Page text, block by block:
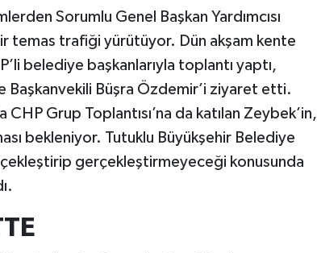
Sorumlu Genel Başkan Yardımcısı
temas trafiği yürütüyor. Dün akşam kente
belediye başkanlarıyla toplantı yaptı,
Başkanvekili Büşra Özdemir’i ziyaret etti.
Grup Toplantısı’na da katılan Zeybek’in,
bekleniyor. Tutuklu Büyükşehir Belediye
gerçekleştirmeyeceği konusunda